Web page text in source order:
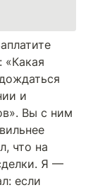
и
Вы с ним
что на
Я —
если